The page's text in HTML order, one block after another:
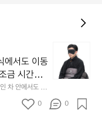
에서도 이동
금 시간이
게 눈을 가
.  Polarte
줍니다.
차 안에서도  누
럴 때는 차분하
Wind
내
던
방
0 0